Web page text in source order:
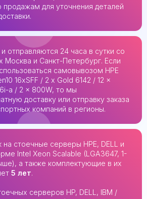
для уточнения деталей
отправляются 24 часа в сутки со
Москва и Санкт-Петербург. Если
самовывозом HPE
16xSFF / 2 x Gold 6142 / 12 x
a / 2 x 800W, то мы
доставку или отправку заказа
компаний в регионы.
на стоечные серверы HPE, DELL и
Intel Xeon Scalable (LGA3647, 1-
а также комплектующие в их
5 лет.
серверов HP, DELL, IBM /